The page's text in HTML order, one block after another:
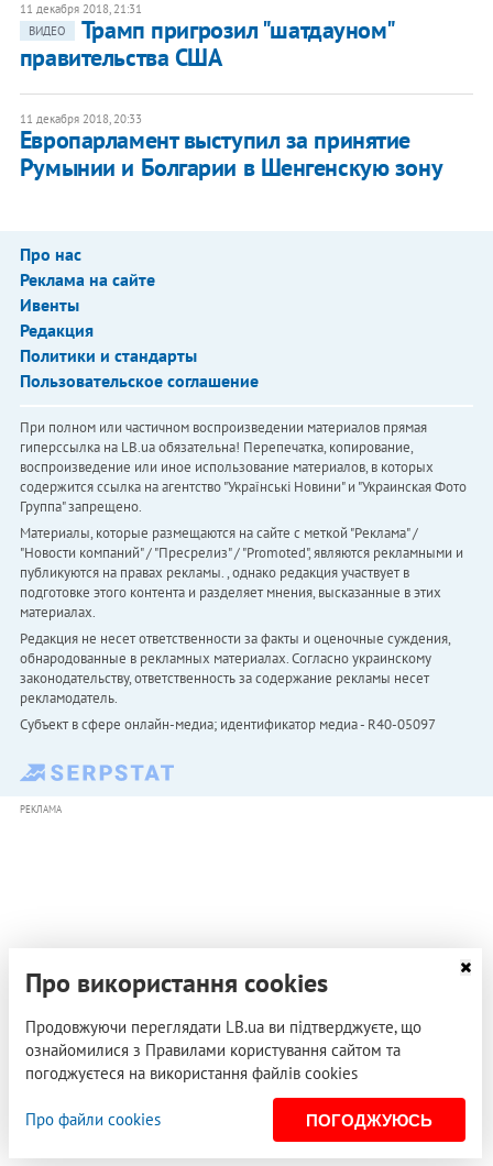
11 декабря 2018, 21:31
ВИДЕО
Трамп пригрозил "шатдауном"
правительства США
11 декабря 2018, 20:33
Европарламент выступил за принятие
Румынии и Болгарии в Шенгенскую зону
Про нас
Реклама на сайте
Ивенты
Редакция
Политики и стандарты
Пользовательское соглашение
При полном или частичном воспроизведении материалов прямая
гиперссылка на LB.ua обязательна! Перепечатка, копирование,
воспроизведение или иное использование материалов, в которых
содержится ссылка на агентство "Українськi Новини" и "Украинская Фото
Группа" запрещено.
Материалы, которые размещаются на сайте с меткой "Реклама" /
"Новости компаний" / "Пресрелиз" / "Promoted", являются рекламными и
публикуются на правах рекламы. , однако редакция участвует в
подготовке этого контента и разделяет мнения, высказанные в этих
материалах.
Редакция не несет ответственности за факты и оценочные суждения,
обнародованные в рекламных материалах. Согласно украинскому
законодательству, ответственность за содержание рекламы несет
рекламодатель.
Субъект в сфере онлайн-медиа; идентификатор медиа - R40-05097
РЕКЛАМА
Про використання cookies
Продовжуючи переглядати LB.ua ви підтверджуєте, що
ознайомилися з Правилами користування сайтом та
погоджуєтеся на використання файлів cookies
Про файли cookies ПОГОДЖУЮСЬ